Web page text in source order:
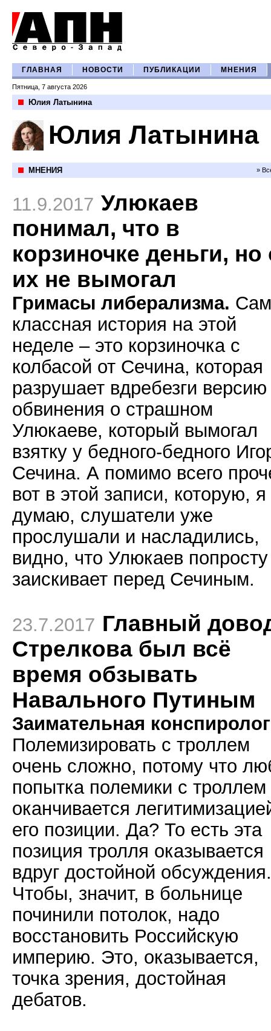
ГЛАВНАЯ НОВОСТИ ПУБЛИКАЦИИ МНЕНИЯ
Пятница, 7 августа 2026
Юлия Латынина
Юлия Латынина
МНЕНИЯ »
11.9.2017 Улюкаев
понимал, что в
корзиночке деньги, но
их не вымогал
Гримасы либерализма.
классная история на этой
неделе – это корзиночка с
колбасой от Сечина, которая
разрушает вдребезги версию
обвинения о страшном
Улюкаеве, который вымогал
взятку у бедного-бедного
Сечина. А помимо всего
вот в этой записи, которую, я
думаю, слушатели уже
прослушали и насладились,
видно, что Улюкаев попросту
заискивает перед Сечиным.
23.7.2017 Главный
Стрелкова был всё
время обзывать
Навального Путиным
Заимательная
Полемизировать с троллем
очень сложно, потому что
попытка полемики с троллем
оканчивается
его позиции. Да? То есть эта
позиция тролля оказывается
вдруг достойной обсуждения.
Чтобы, значит, в больнице
починили потолок, надо
восстановить Российскую
империю. Это, оказывается,
точка зрения, достойная
дебатов.